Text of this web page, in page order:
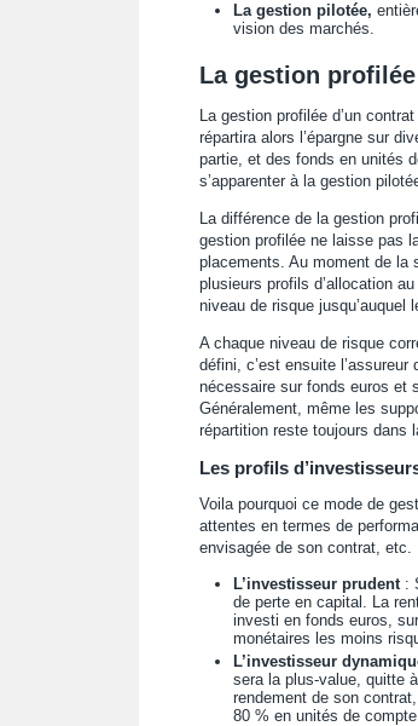
La gestion pilotée,
vision des marchés.
La gestion profilée
La gestion profilée d’un
répartira alors l’épargne sur
partie, et des fonds en unités
s’apparenter à la gestion
La différence de la gestion
gestion profilée ne laisse pas
placements. Au moment de la
plusieurs profils d’allocation
niveau de risque jusqu’auquel
A chaque niveau de risque
défini, c’est ensuite
nécessaire sur fonds euros et
Généralement, même les
répartition reste toujours dans
Les profils
Voila pourquoi ce mode de
attentes en termes de
envisagée de son contrat,
L’investisseur prudent:
de perte en capital. La
investi en fonds euros,
monétaires les moins
L’investisseur
sera la plus-value, quitte
rendement de son
80 % en unités de